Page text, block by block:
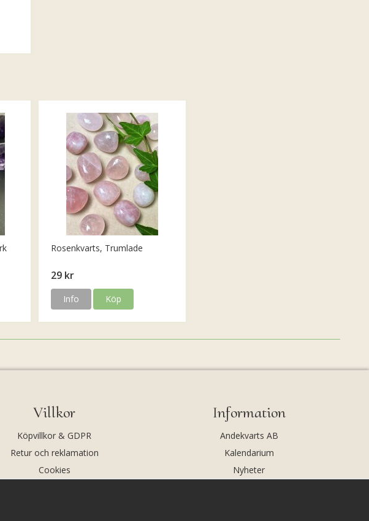
Rosenkvarts, Trumlade
29 kr
Info Köp
Villkor
Köpvillkor & GDPR
Retur och reklamation
Cookies
Information
Andekvarts AB
Kalendarium
Nyheter